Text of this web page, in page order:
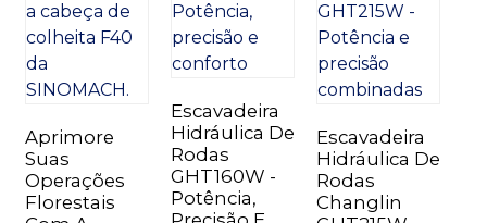
Aprimore
Suas
Operações
Florestais
Escavadeira
Hidráulica De
Rodas
GHT160W -
Potência,
Escavadeira
Hidráulica De
Rodas
Changlin